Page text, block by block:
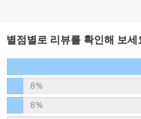
별점별로 리뷰를 확인해 보세
8%
8%